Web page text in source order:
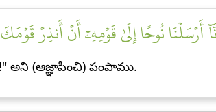
أَرۡسَلۡنَا نُوحًا إِلَىٰ قَوۡمِهِۦٓ أَنۡ أَنذِرۡ
అని (ఆజ్ఞాపించి) పంపాము.